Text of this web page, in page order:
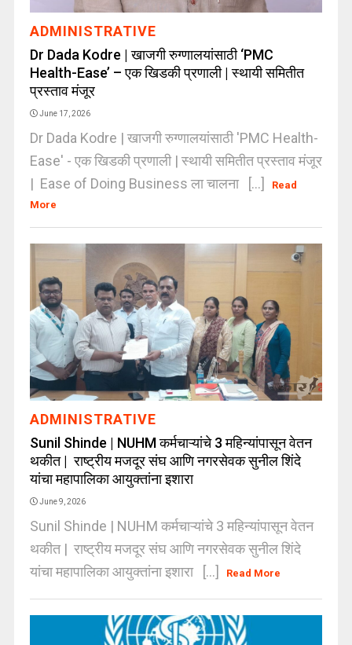
ADMINISTRATIVE
Dr Dada Kodre | खाजगी रुग्णालयांसाठी ‘PMC
Health-Ease’ – एक खिडकी प्रणाली | स्थायी समितीत
प्रस्ताव मंजूर
June 17, 2026
Dr Dada Kodre | खाजगी रुग्णालयांसाठी 'PMC Health-
Ease' - एक खिडकी प्रणाली | स्थायी समितीत प्रस्ताव मंजूर
| Ease of Doing Business ला चालना [...]
Read
More
ADMINISTRATIVE
Sunil Shinde | NUHM कर्मचाऱ्यांचे 3 महिन्यांपासून वेतन
थकीत | राष्ट्रीय मजदूर संघ आणि नगरसेवक सुनील शिंदे
यांचा महापालिका आयुक्तांना इशारा
June 9, 2026
Sunil Shinde | NUHM कर्मचाऱ्यांचे 3 महिन्यांपासून वेतन
थकीत | राष्ट्रीय मजदूर संघ आणि नगरसेवक सुनील शिंदे
यांचा महापालिका आयुक्तांना इशारा [...]
Read More